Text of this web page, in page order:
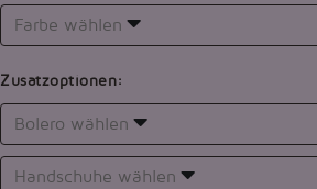
Farbe wählen
Zusatzoptionen:
Bolero wählen
Handschuhe wählen